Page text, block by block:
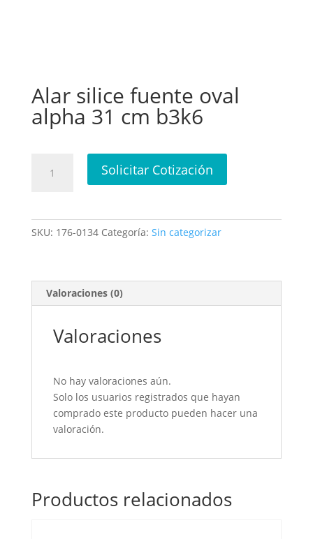
Alar silice fuente oval
alpha 31 cm b3k6
silice
cantidad
Solicitar Cotización
SKU: 176-0134 Categoría: Sin categorizar
Valoraciones (0)
Valoraciones
No hay valoraciones aún.
Solo los usuarios registrados que hayan
comprado este producto pueden hacer una
valoración.
Productos relacionados